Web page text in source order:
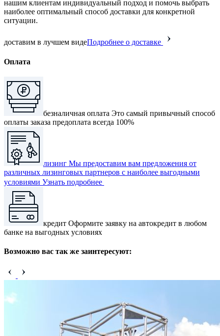
нашим клиентам индивидуальный подход и помочь выбрать
наиболее оптимальный способ доставки для конкретной
ситуации.
доставим в лучшем видеПодробнее о доставке
Оплата
безналичная оплата Это самый привычный способ
оплаты заказа предоплата всегда 100%
лизинг Мы предоставим вам предложения от
различных лизинговых партнеров с наиболее выгодными
условиями Узнать подробнее
кредит Оформите заявку на автокредит в любом
банке на выгодных условиях
Возможно вас так же заинтересуют: